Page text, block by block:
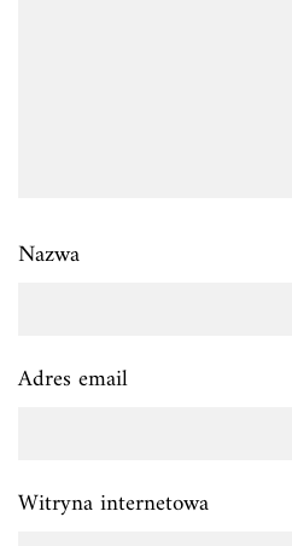
Nazwa
Adres email
Witryna internetowa